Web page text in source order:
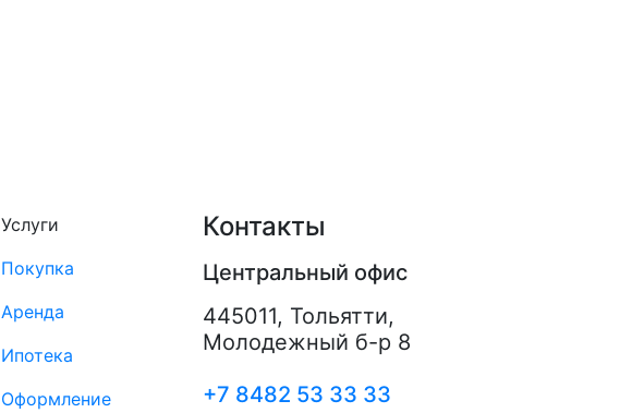
Услуги
Покупка
Аренда
Ипотека
Оформление
Контакты
Центральный офис
445011, Тольятти,
Молодежный б-р 8
+7 8482 53 33 33